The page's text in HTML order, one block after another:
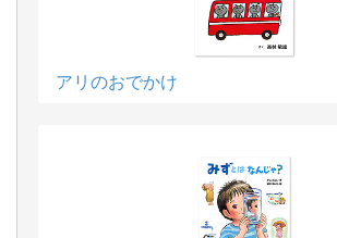
アリのおでかけ